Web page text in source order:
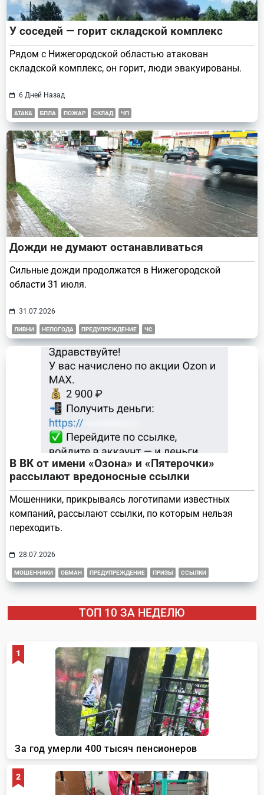
У соседей — горит складской комплекс
Рядом с Нижегородской областью атакован
складской комплекс, он горит, люди эвакуированы.
6 Дней Назад
АТАКА БПЛА ПОЖАР СКЛАД ЧП
Дожди не думают останавливаться
Сильные дожди продолжатся в Нижегородской
области 31 июля.
31.07.2026
ЛИВНИ НЕПОГОДА ПРЕДУПРЕЖДЕНИЕ ЧС
В ВК от имени «Озона» и «Пятерочки»
рассылают вредоносные ссылки
Мошенники, прикрываясь логотипами известных
компаний, рассылают ссылки, по которым нельзя
переходить.
28.07.2026
МОШЕННИКИ ОБМАН ПРЕДУПРЕЖДЕНИЕ ПРИЗЫ ССЫЛКИ
ТОП 10 ЗА НЕДЕЛЮ